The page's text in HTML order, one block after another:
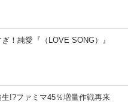
！純愛『（LOVE SONG）』
!?ファミマ45％増量作戦再来